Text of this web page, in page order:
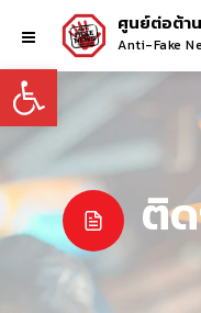
Open toolbar
ศูนย์ต่อต้า
Anti-Fake
ติ